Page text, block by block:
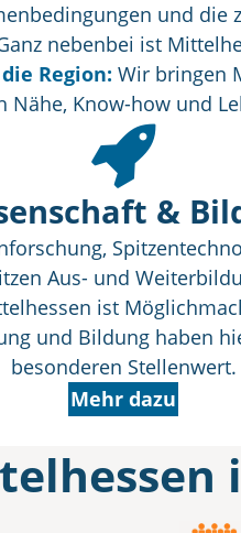
und
nebenbei ist
Region: Wir bringen
Know-how und
&
Aus- und
ist
und Bildung haben
besonderen Stellenwert.
Mehr dazu
Lahn-Dill, Gießen,